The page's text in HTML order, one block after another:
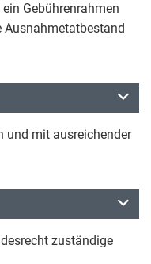
Gebührenrahmen
Ausnahmetatbestand
und mit ausreichender
zuständige